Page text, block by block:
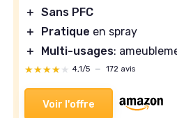
＋ Sans PFC
＋
Pratique en spray
＋
Multi-usages:
★★★★★
★★★★★ 4,1/5 — 172 avis
Voir l'offre